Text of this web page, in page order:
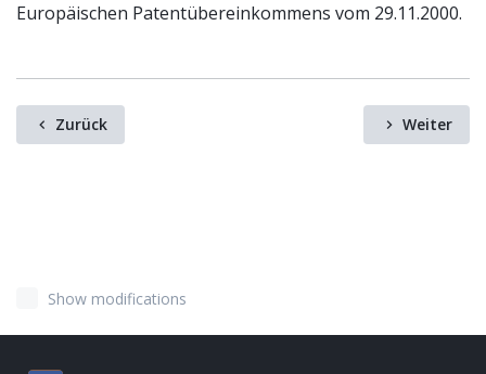
Europäischen Patentübereinkommens vom 29.11.2000.
Zurück Weiter
Show modifications